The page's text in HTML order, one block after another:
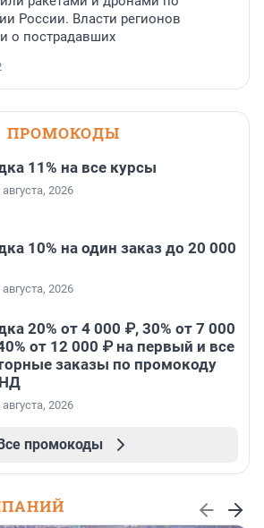
России. Власти регионов
о пострадавших
ПРОМОКОДЫ
11% на все курсы
2026
10% на один заказ до 20 000
2026
20% от 4 000 ₽, 30% от 7 000
от 12 000 ₽ на первый и все
заказы по промокоду
2026
промокоды